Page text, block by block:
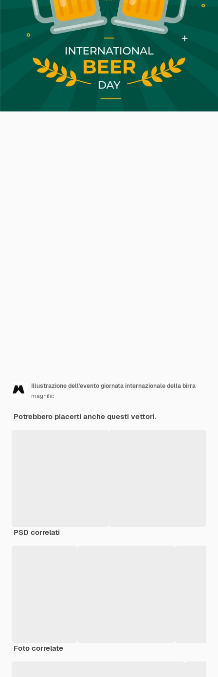
Illustrazione dell'evento giornata internazionale della birra
magnific
Potrebbero piacerti anche questi vettori.
PSD correlati
Foto correlate